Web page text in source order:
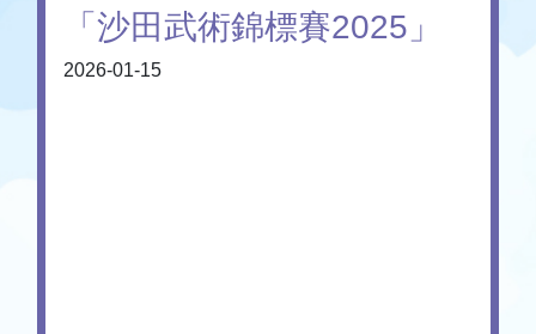
「沙田武術錦標賽2025」
2026-01-15